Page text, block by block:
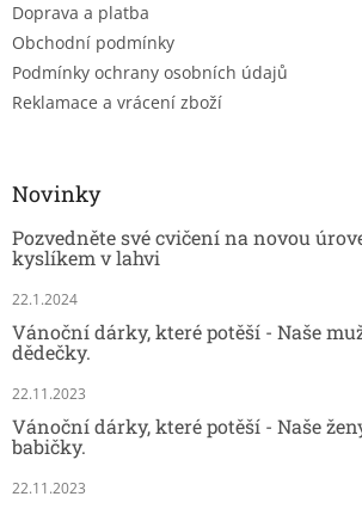
Doprava a platba
Obchodní podmínky
Podmínky ochrany osobních údajů
Reklamace a vrácení zboží
Novinky
Pozvedněte své cvičení na novou
kyslíkem v lahvi
22.1.2024
Vánoční dárky, které potěší - Naše
dědečky.
22.11.2023
Vánoční dárky, které potěší - Naše
babičky.
22.11.2023